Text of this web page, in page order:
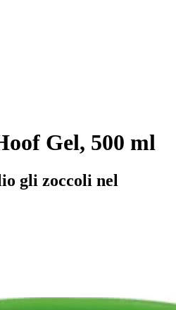
Gel, 500 ml
gli zoccoli nel